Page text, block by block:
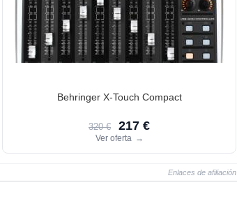
Behringer X-Touch Compact
320 € 217 €
Ver oferta →
Enlaces de afiliación